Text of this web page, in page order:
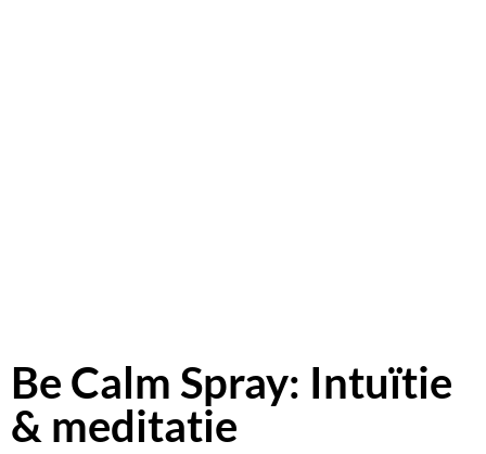
Be Calm Spray: Intuïtie
& meditatie